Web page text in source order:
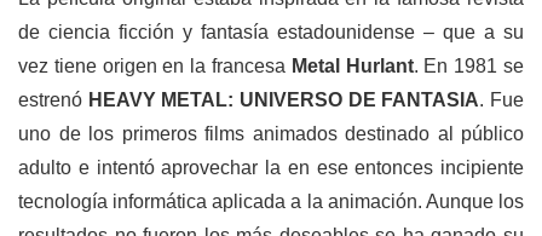
de ciencia ficción y fantasía estadounidense – que a su
vez tiene origen en la francesa Metal Hurlant. En 1981 se
estrenó HEAVY METAL: UNIVERSO DE FANTASIA. Fue
uno de los primeros films animados destinado al público
adulto e intentó aprovechar la en ese entonces incipiente
tecnología informática aplicada a la animación. Aunque los